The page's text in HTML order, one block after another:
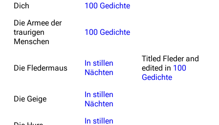
Dich
100 Gedichte
Die Armee der
traurigen
Menschen
100 Gedichte
Die Fledermaus
In stillen
Nächten
Titled Flederand
edited in 100
Gedichte
Die Geige
In stillen
Nächten
In stillen